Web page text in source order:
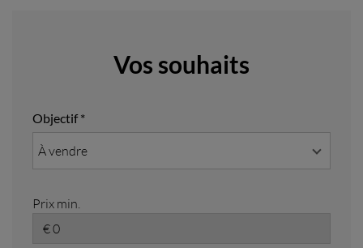
Vos souhaits
À vendre
Objectif *
Prix min.